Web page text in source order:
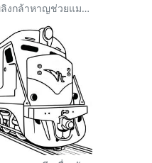
นักผจญเพลิงกล้าหาญช่วยแมว ระบายสี